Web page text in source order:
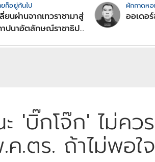
ก็อยู่กันไป
ยนผ่านจากเทวราชามาสู่
าปนาอัตลักษณ์ราชาธิป
ผักกาดห
ออเดอ
'บิ๊กโจ๊ก' ไม่ควร
.ตร. ถ้าไม่พอใจ